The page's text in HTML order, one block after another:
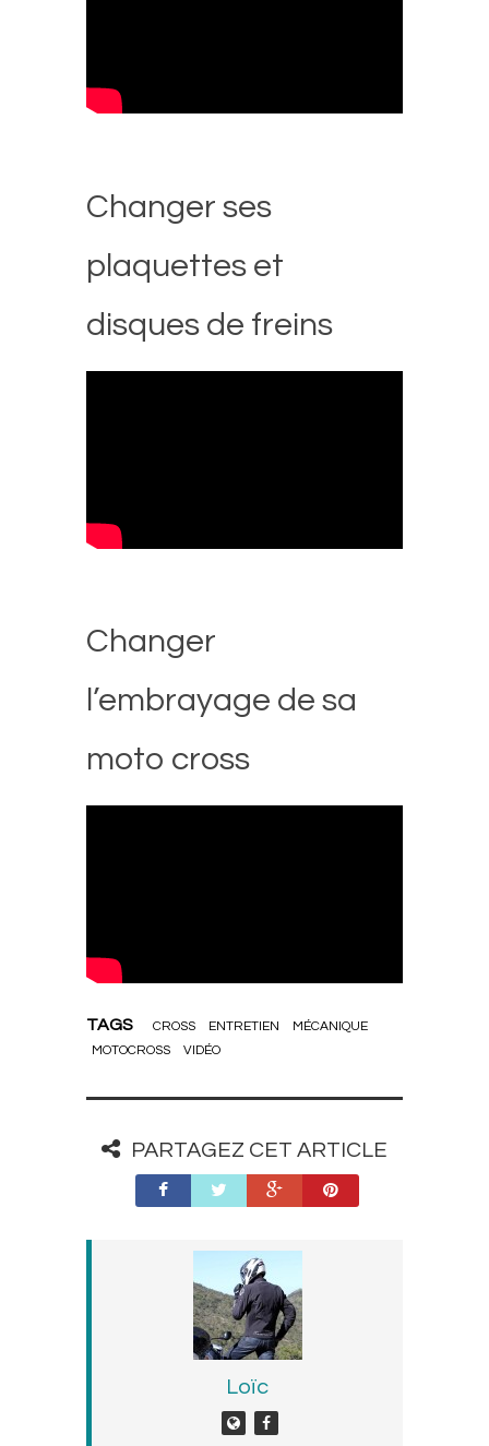
Changer ses
plaquettes et
disques de freins
Changer
l’embrayage de sa
moto cross
TAGS CROSS ENTRETIEN
MÉCANIQUE
MOTOCROSS
VIDÉO
PARTAGEZ CET ARTICLE
Loïc